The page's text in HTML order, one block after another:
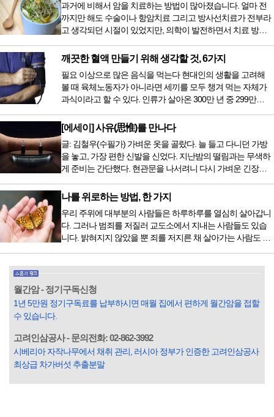
과거에 비해서 암을 치료하는 방법이 많아졌습니다. 얼마 전
까지만 해도 수술이나 항암치료 그리고 방사선치료가 전부라
고 생각되던 시절이 있었지만, 의학이 발전하면서 치료 방법
오면서 암을 치료하는 방법이 하나 더 추가되었습니다. 중입
자 치료를 받기 위해서는 일본이나 독일 등 중입자 치료기가
있는 나라에 가서 힘들게 치료받았지만 얼마 전 국내 도입 후
전립선암 환자를 시작으로 중입자 치료기가 가동되었습니다.
치료 범위가 한정되어 모든 암 환자가 중입자 치료를 받을 수
는 없지만 치료...
깨끗한 혈액 만들기 위해 생각할 것, 6가지
필요 이상으로 많은 음식을 먹는다 현대인의 생활을 고려해
볼 때 육체노동자가 아니라면 세끼를 모두 챙겨 먹는 자체가
과식이라고 할 수 있다. 인류가 살아온 300만 년 중 299만
저녁을 습관적으로 음식을 섭취한다. 게다가 밤늦은 시간까지
음식을 먹거나, 아침에 식욕이 없는데도 ‘아침을 먹어야 하루
가 활기차다’라는 이야기에 사로잡혀 억지로 먹는 경우가 많
다. 식욕이 없다는 느낌은 본능이 보내는 신호다. 즉 먹어도 소
화할 힘이 없다거나 더 이상 먹으면 혈액 안에 잉여물...
[에세이] 사유(思惟)를 만나다
글: 김철우(수필가) 가벼운 옷을 골랐다. 늘 들고 다니던 가방
을 놓고, 가장 편한 신발을 신었다. 지난밤의 떨림과는 무색하
게 준비는 간단했다. 현관문을 나서려니 다시 가벼운 긴장감
막이 열리기 전. 그 특유의 무대 냄새를 맡았을 때의 긴장감 같
은 것이었다. 두 금동 미륵 반가사유상을 만나러 가는 길은 그
렇게 시작됐다. 두 반가사유상을 알게 된 것은 몇 해 전이었다.
잡지의 발행인으로 독자에게 선보일 좋은 콘텐츠를 고민하던
중 우리 문화재를 하나씩 소개하고자...
나를 위로하는 방법, 한 가지
우리 주위에 대부분의 사람들은 하루하루를 열심히 살아갑니
다. 그러나 범죄를 저질러 교도소에서 지내는 사람들도 있습
니다. 밝혀지지 않았을 뿐 죄를 저지른 채 살아가는 사람도 있
입힌다는 것입니다. 미꾸라지 한 마리가 시냇물을 흐린다는
옛말이 그저 허투루 생기지는 않은 듯합니다. 대부분의 사람
들은 열심히 살아갑니다. 그렇다고 97%의 사람들이 모두 착
월간암 - 정기구독신청
1년 5만원 정기구독료를 납부하시면 매월 집에서 편하게 월간암을 접할
수 있습니다.
고려인삼공사 - 문의전화: 02-862-3992
시베리아 자작나무에서 채취 관리, 러시아 정부가 인증한 고려인삼공사
최상급 차가버섯 추출분말